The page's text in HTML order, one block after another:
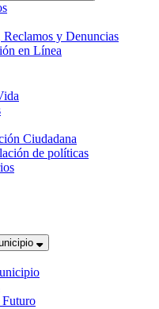
Reclamos y Denuncias
en Línea
Ciudadana
de políticas
Futuro